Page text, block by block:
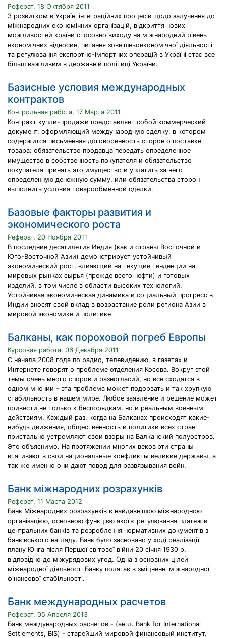
Реферат, 18 Октября 2011
З розвитком в Україні інтеграційних процесів щодо залучення до
міжнародних економічних організацій, відкриття нових
можливостей країни стосовно виходу на міжнародний рівень
економічних відносин, питання зовнішньоекономічної діяльності
та регулювання експортно-імпортних операцій в Україні стає все
більш важливим в державній політиці України.
Базисные условия международных
контрактов
Контрольная работа, 17 Марта 2011
Контракт купли-продажи представляет собой коммерческий
документ, оформляющий международную сделку, в котором
содержится письменная договоренность сторон о поставке
товара: обязательство продавца передать определенное
имущество в собственность покупателя и обязательство
покупателя принять это имущество и уплатить за него
определенную денежную сумму, или обязательства сторон
выполнить условия товарообменной сделки.
Базовые факторы развития и
экономического роста
Реферат, 20 Ноября 2011
В последние десятилетия Индия (как и страны Восточной и
Юго-Восточной Азии) демонстрирует устойчивый
экономический рост, влияющий на текущие тенденции на
мировых рынках сырья (прежде всего нефти) и готовых
изделий, в том числе в области высоких технологий.
Устойчивая экономическая динамика и социальный прогресс в
Индии вносят свой вклад в возрастание роли региона Азии в
мировой экономике и политике
Балканы, как пороховой погреб Европы
Курсовая работа, 06 Декабря 2011
С начала 2008 года по радио, телевидению, в газетах и
Интернете говорят о проблеме отделения Косова. Вокруг этой
темы очень много споров и разногласий, но все сходятся в
одном мнении – эта проблема может подорвать и так хрупкую
стабильность в нашем мире. Любое заявление и решение может
привести не только к беспорядкам, но и реальным военным
действиям. Каждый раз, когда на Балканах происходят какие-
нибудь движения, общественность и политики всех стран
пристально устремляют свои взоры на Балканский полуостров.
Это объяснимо. На протяжении многих веков эти страны
втягивают в свои национальные конфликты великие державы, а
так же именно они дают повод для развязывания войн.
Банк міжнародних розрахунків
Реферат, 11 Марта 2012
Банк Міжнародних розрахунків є найдавнішою міжнародною
організацією, основною функцією якої є регулювання платежів
центральних банків та розроблення нормативних документів з
банківського нагляду. Банк було засновано у ході реалізації
плану Юнга після Першої світової війни 20 січня 1930 р.
відповідно до міжурядових угод. Одна з основних цілей
міжнародної діяльності Банку полягає в зміцненні міжнародної
фінансової стабільності.
Банк международных расчетов
Реферат, 05 Апреля 2013
Банк международных расчетов - (англ. Bank for International
Settlements, BIS) - старейший мировой финансовый институт.